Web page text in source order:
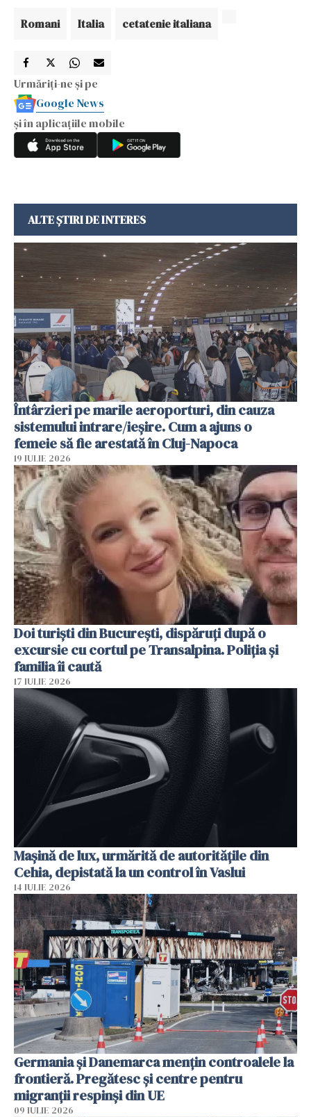
Romani Italia cetatenie italiana
Urmăriți-ne și pe
Google News
și în aplicațiile mobile
ALTE ȘTIRI DE INTERES
Întârzieri pe marile aeroporturi, din cauza
sistemului intrare/ieșire. Cum a ajuns o
femeie să fie arestată în Cluj-Napoca
19 IULIE 2026
Doi turiști din București, dispăruți după o
excursie cu cortul pe Transalpina. Poliția și
familia îi caută
17 IULIE 2026
Mașină de lux, urmărită de autoritățile din
Cehia, depistată la un control în Vaslui
14 IULIE 2026
Germania și Danemarca mențin controalele la
frontieră. Pregătesc și centre pentru
migranții respinși din UE
09 IULIE 2026